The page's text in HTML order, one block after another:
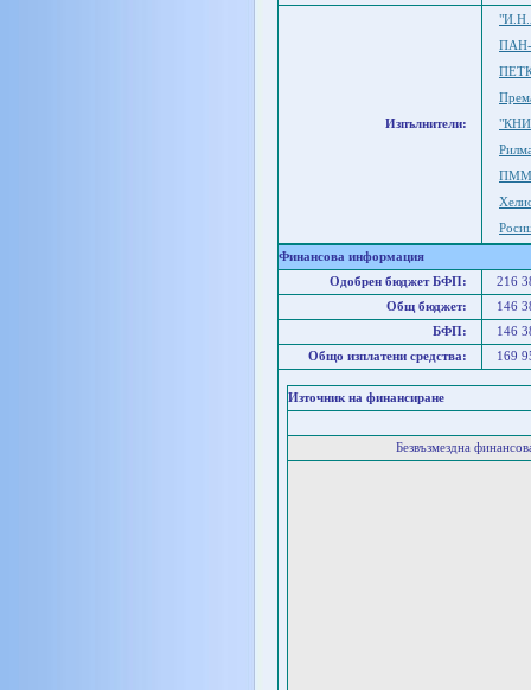
Изпълнители:
Финансова информация
Одобрен бюджет БФП:
216
Общ бюджет:
146
БФП:
146
Общо изплатени средства:
169
Източник на финансиране
Безвъзмездна